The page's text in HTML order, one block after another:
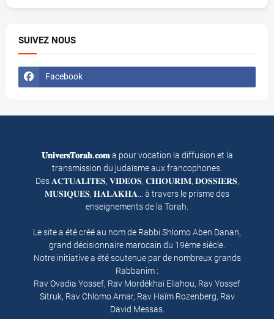
SUIVEZ NOUS
Facebook
𝐔𝐧𝐢𝐯𝐞𝐫𝐬𝐓𝐨𝐫𝐚𝐡.𝐜𝐨𝐦a pour vocation la diffusion et la
transmission du judaïsme aux francophones.
Des 𝐀𝐂𝐓𝐔𝐀𝐋𝐈𝐓𝐄𝐒, 𝐕𝐈𝐃𝐄𝐎𝐒, 𝐂𝐇𝐈𝐎𝐔𝐑𝐈𝐌, 𝐃𝐎𝐒𝐒𝐈𝐄𝐑𝐒,
𝐌𝐔𝐒𝐈𝐐𝐔𝐄𝐒, 𝐇𝐀𝐋𝐀𝐊𝐇𝐀… à travers le prisme des
enseignements de la Torah.
Le site a été créé au nom de Rabbi Shlomo Aben Danan,
grand décisionnaire marocain du 19ème siècle.
Notre initiative a été soutenue par de nombreux grands
Rabbanim :
Rav Ovadia Yossef, Rav Mordékhaï Eliahou, Rav Yossef
Sitruk, Rav Chlomo Amar, Rav Haïm Rozenberg, Rav
David Messas.